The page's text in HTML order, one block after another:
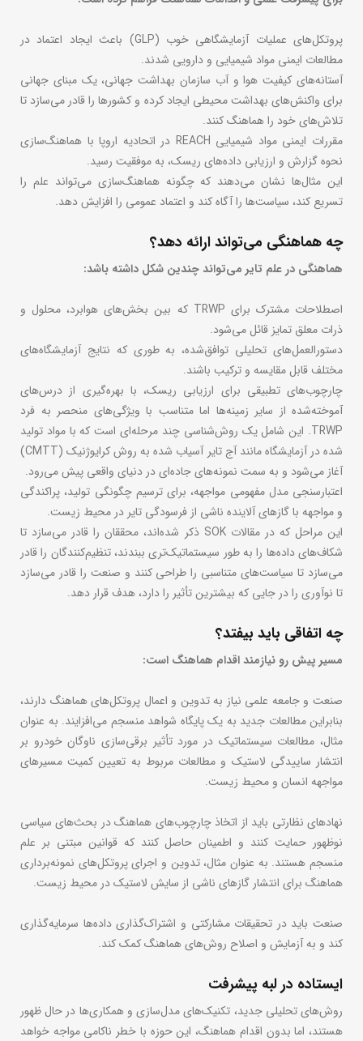
پروتکل‌های عملیات آزمایشگاهی خوب (GLP) باعث ایجاد اعتماد در
مطالعات ایمنی مواد شیمیایی و دارویی شدند.
آستانه‌های کیفیت هوا و آب سازمان بهداشت جهانی، یک مبنای جهانی
برای واکنش‌های بهداشت محیطی ایجاد کرده و کشورها را قادر می‌سازد تا
تلاش‌های خود را هماهنگ کنند.
مقررات ایمنی مواد شیمیایی REACH در اتحادیه اروپا با هماهنگ‌سازی
نحوه گزارش و ارزیابی داده‌های ریسک، به موفقیت رسید.
این مثال‌ها نشان می‌دهند که چگونه هماهنگ‌سازی می‌تواند علم را
تسریع کند، سیاست‌ها را آگاه کند و اعتماد عمومی را افزایش دهد.
چه هماهنگی می‌تواند ارائه دهد؟
هماهنگی در علم تایر می‌تواند چندین شکل داشته باشد:
اصطلاحات مشترک برای TRWP که بین بخش‌های هوابرد، محلول و
ذرات معلق تمایز قائل می‌شود.
دستورالعمل‌های تحلیلی توافق‌شده، به طوری که نتایج آزمایشگاه‌های
مختلف قابل مقایسه و ترکیب باشند.
چارچوب‌های تطبیقی ​​برای ارزیابی ریسک، با بهره‌گیری از درس‌های
آموخته‌شده از سایر زمینه‌ها اما متناسب با ویژگی‌های منحصر به فرد
TRWP. این شامل یک روش‌شناسی چند مرحله‌ای است که با مواد تولید
شده در آزمایشگاه مانند آج تایر آسیاب شده به روش کرایوژنیک (CMTT)
آغاز می‌شود و به سمت نمونه‌های جاده‌ای در دنیای واقعی پیش می‌رود.
اعتبارسنجی مدل مفهومی مواجهه، برای ترسیم چگونگی تولید، پراکندگی
و مواجهه با گازهای آلاینده ناشی از فرسودگی تایر در محیط زیست.
این مراحل که در مقالات SOK ذکر شده‌اند، محققان را قادر می‌سازد تا
شکاف‌های داده‌ها را به طور سیستماتیک‌تری ببندند، تنظیم‌کنندگان را قادر
می‌سازد تا سیاست‌های متناسبی را طراحی کنند و صنعت را قادر می‌سازد
تا نوآوری را در جایی که بیشترین تأثیر را دارد، هدف قرار دهد.
چه اتفاقی باید بیفتد؟
مسیر پیش رو نیازمند اقدام هماهنگ است:
صنعت و جامعه علمی نیاز به تدوین و اعمال پروتکل‌های هماهنگ دارند،
بنابراین مطالعات جدید به یک پایگاه شواهد منسجم می‌افزایند. به عنوان
مثال، مطالعات سیستماتیک در مورد تأثیر برقی‌سازی ناوگان خودرو بر
انتشار ساییدگی لاستیک و مطالعات مربوط به تعیین کمیت مسیرهای
مواجهه انسان و محیط زیست.
نهادهای نظارتی باید از اتخاذ چارچوب‌های هماهنگ در بحث‌های سیاسی
نوظهور حمایت کنند و اطمینان حاصل کنند که قوانین مبتنی بر علم
منسجم هستند. به عنوان مثال، تدوین و اجرای پروتکل‌های نمونه‌برداری
هماهنگ برای انتشار گازهای ناشی از سایش لاستیک در محیط زیست.
صنعت باید در تحقیقات مشارکتی و اشتراک‌گذاری داده‌ها سرمایه‌گذاری
کند و به آزمایش و اصلاح روش‌های هماهنگ کمک کند.
ایستاده در لبه پیشرفت
روش‌های تحلیلی جدید، تکنیک‌های مدل‌سازی و همکاری‌ها در حال ظهور
هستند، اما بدون اقدام هماهنگ، این حوزه با خطر ناکامی مواجه خواهد